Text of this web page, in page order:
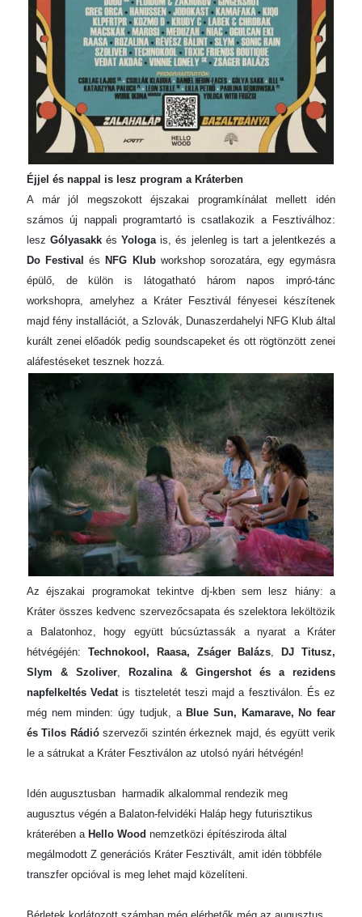
Éjjel és nappal is lesz program a Kráterben
A már jól megszokott éjszakai programkínálat mellett idén
számos új nappali programtartó is csatlakozik a Fesztiválhoz:
leszGólyasakk ésYologais, és jelenleg is tart a jelentkezés a
Do Festival és NFG Klubworkshop sorozatára, egy egymásra
épülő, de külön is látogatható három napos impró-tánc
workshopra, amelyhez a Kráter Fesztivál fényesei készítenek
majd fény installációt, a Szlovák, Dunaszerdahelyi NFG Klub által
kurált zenei előadók pedig soundscapeket és ott rögtönzött zenei
aláfestéseket tesznek hozzá.
Az éjszakai programokat tekintve dj-kben sem lesz hiány: a
Kráter összes kedvenc szervezőcsapata és szelektora leköltözik
a Balatonhoz, hogy együtt búcsúztassák a nyarat a Kráter
hétvégéjén: Technokool, Raasa, Zságer Balázs,
DJ Titusz,
Slym & Szoliver,
Rozalina & Gingershot és a rezidens
napfelkeltés Vedatis tiszteletét teszi majd a fesztiválon. És ez
még nem minden: úgy tudjuk, a Blue Sun, Kamarave, No fear
és Tilos Rádiószervezői szintén érkeznek majd, és együtt verik
le a sátrukat a Kráter Fesztiválon az utolsó nyári hétvégén!
Idén augusztusban harmadik alkalommal rendezik meg
augusztus végén a Balaton-felvidéki Haláp hegy futurisztikus
kráterében a Hello Wood nemzetközi építésziroda által
megálmodott Z generációs Kráter Fesztivált, amit idén többféle
transzfer opcióval is meg lehet majd közelíteni.